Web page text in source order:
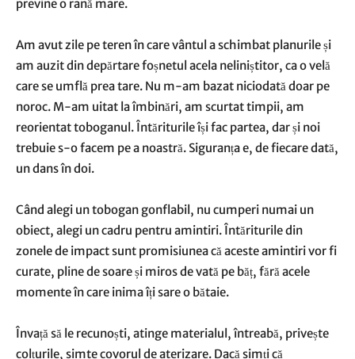
previne o rană mare.
Am avut zile pe teren în care vântul a schimbat planurile și
am auzit din depărtare foșnetul acela neliniștitor, ca o velă
care se umflă prea tare. Nu m-am bazat niciodată doar pe
noroc. M-am uitat la îmbinări, am scurtat timpii, am
reorientat toboganul. Întăriturile își fac partea, dar și noi
trebuie s-o facem pe a noastră. Siguranța e, de fiecare dată,
un dans în doi.
Când alegi un tobogan gonflabil, nu cumperi numai un
obiect, alegi un cadru pentru amintiri. Întăriturile din
zonele de impact sunt promisiunea că aceste amintiri vor fi
curate, pline de soare și miros de vată pe băț, fără acele
momente în care inima îți sare o bătaie.
Învață să le recunoști, atinge materialul, întreabă, privește
colțurile, simte covorul de aterizare. Dacă simți că